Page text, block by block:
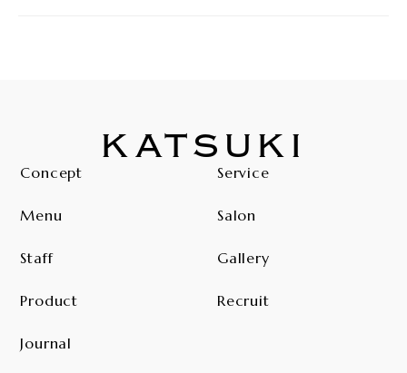
KATSUKI
Concept Service
Menu Salon
Staff Gallery
Product Recruit
Journal